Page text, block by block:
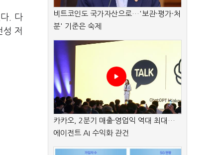
. 다
저
비트코인도 국가자산으로…'보관·평가·처
분' 기준은 숙제
카카오, 2분기 매출·영업익 역대 최대…
에이전트 AI 수익화 관건